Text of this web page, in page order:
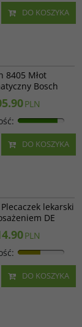
DO KOSZYKA
8405 Młot
Bosch
PLN
:
DO KOSZYKA
lekarski
DE
PLN
:
DO KOSZYKA